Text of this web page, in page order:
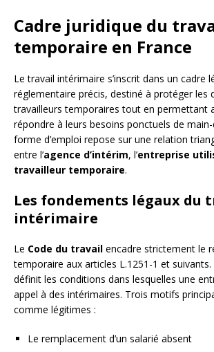
Cadre juridique du
temporaire en France
Le travail intérimaire s’inscrit dans un cadre
réglementaire précis, destiné à protéger les
travailleurs temporaires tout en permettant
répondre à leurs besoins ponctuels de
forme d’emploi repose sur une relation
entre l’agence d’intérim, l’entreprise
travailleur temporaire.
Les fondements légaux du
intérimaire
Le Code du travail encadre strictement le
temporaire aux articles L.1251-1 et suivants.
définit les conditions dans lesquelles une
appel à des intérimaires. Trois motifs
comme légitimes :
Le remplacement d’un salarié absent